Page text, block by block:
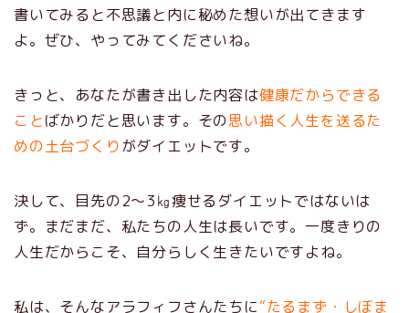
書いてみると不思議と内に秘めた想いが出てきます
よ。ぜひ、やってみてくださいね。
きっと、あなたが書き出した内容は健康だからできる
ことばかりだと思います。その思い描く人生を送るた
めの土台づくり がダイエットです。
決して、目先の2～3㎏痩せるダイエットではないは
ず。まだまだ、私たちの人生は長いです。一度きりの
人生だからこそ、自分らしく生きたいですよね。
私は、そんなアラフィフさんたちに“たるまず・しぼま